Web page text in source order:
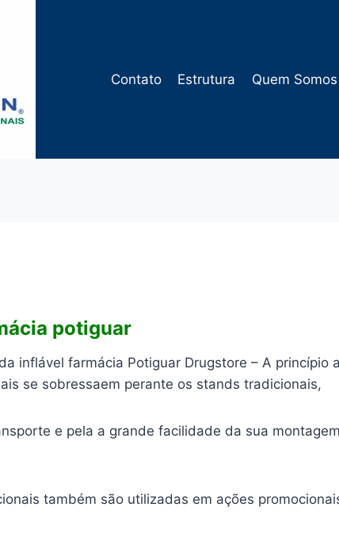
Contato Estrutura Quem Somos
potiguar
inflável farmácia Potiguar Drugstore – A princípio
se sobressaem perante os stands tradicionais,
e pela a grande facilidade da sua montagem
também são utilizadas em ações